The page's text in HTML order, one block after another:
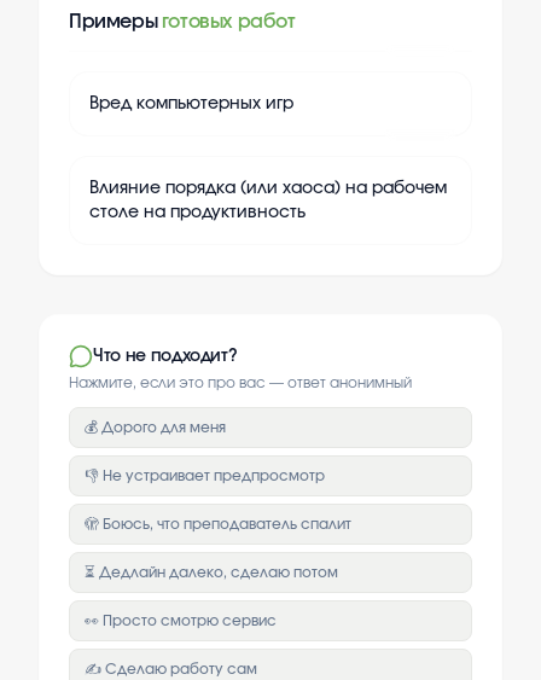
Примеры готовых работ
Вред компьютерных игр
Влияние порядка (или хаоса) на рабочем
столе на продуктивность
Что не подходит?
Нажмите, если это про вас — ответ анонимный
💰 Дорого для меня
👎 Не устраивает предпросмотр
🫣 Боюсь, что преподаватель спалит
⏳ Дедлайн далеко, сделаю потом
👀 Просто смотрю сервис
✍️ Сделаю работу сам